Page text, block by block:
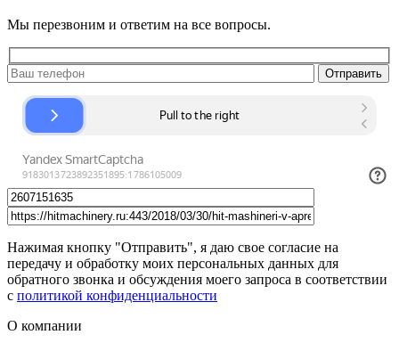
Мы перезвоним и ответим на все вопросы.
Нажимая кнопку "Отправить", я даю свое согласие на
передачу и обработку моих персональных данных для
обратного звонка и обсуждения моего запроса в соответствии
с политикой конфиденциальности
О компании